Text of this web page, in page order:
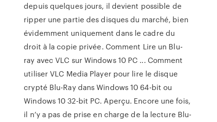
depuis quelques jours, il devient possible de
ripper une partie des disques du marché, bien
évidemment uniquement dans le cadre du
droit à la copie privée. Comment Lire un Blu-
ray avec VLC sur Windows 10 PC ... Comment
utiliser VLC Media Player pour lire le disque
crypté Blu-Ray dans Windows 10 64-bit ou
Windows 10 32-bit PC. Aperçu. Encore une fois,
il n’y a pas de prise en charge de la lecture Blu-